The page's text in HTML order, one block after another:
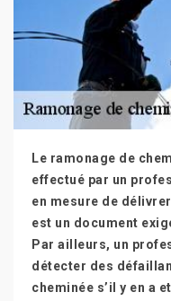
Le ramonage de
effectué par un
en mesure de
est un document
Par ailleurs, un
détecter des
cheminée s’il y en a